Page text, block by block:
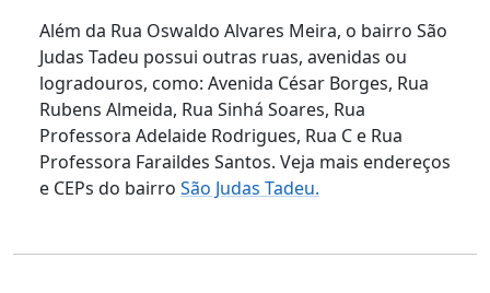
Além da Rua Oswaldo Alvares Meira, o bairro São
Judas Tadeu possui outras ruas, avenidas ou
logradouros, como: Avenida César Borges, Rua
Rubens Almeida, Rua Sinhá Soares, Rua
Professora Adelaide Rodrigues, Rua C e Rua
Professora Faraildes Santos. Veja mais endereços
e CEPs do bairro São Judas Tadeu.